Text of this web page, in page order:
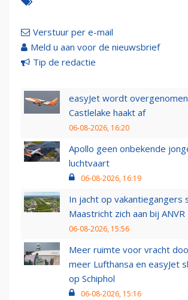
Verstuur per e-mail
Meld u aan voor de nieuwsbrief
Tip de redactie
easyJet wordt
Castlelake haakt af
06-08-2026, 16:20
Apollo geen onbekende
luchtvaart
06-08-2026, 16:19
In jacht op vakantiegangers
Maastricht zich aan bij ANVR
06-08-2026, 15:56
Meer ruimte voor vracht
meer Lufthansa en easyJet
op Schiphol
06-08-2026, 15:16